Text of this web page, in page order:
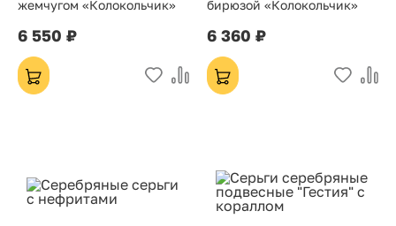
жемчугом «Колокольчик»
6 550 ₽
бирюзой «Колокольчик»
6 360 ₽